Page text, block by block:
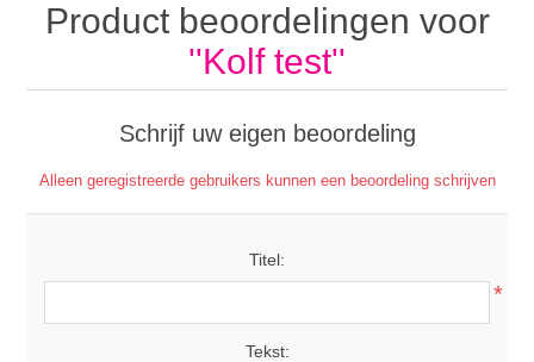
Product beoordelingen voor
Kolf test
Schrijf uw eigen beoordeling
Alleen geregistreerde gebruikers kunnen een beoordeling schrijven
Titel:
*
Tekst: